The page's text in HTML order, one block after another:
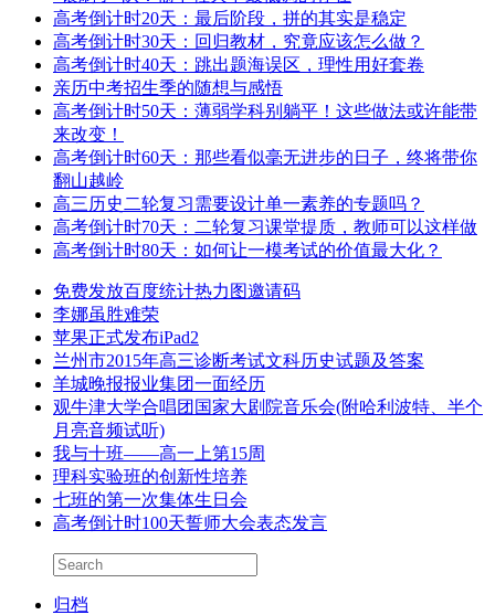
高考倒计时20天：最后阶段，拼的其实是稳定
高考倒计时30天：回归教材，究竟应该怎么做？
高考倒计时40天：跳出题海误区，理性用好套卷
亲历中考招生季的随想与感悟
高考倒计时50天：薄弱学科别躺平！这些做法或许能带
来改变！
高考倒计时60天：那些看似毫无进步的日子，终将带你
翻山越岭
高三历史二轮复习需要设计单一素养的专题吗？
高考倒计时70天：二轮复习课堂提质，教师可以这样做
高考倒计时80天：如何让一模考试的价值最大化？
免费发放百度统计热力图邀请码
李娜虽胜难荣
苹果正式发布iPad2
兰州市2015年高三诊断考试文科历史试题及答案
羊城晚报报业集团一面经历
观牛津大学合唱团国家大剧院音乐会(附哈利波特、半个
月亮音频试听)
我与十班——高一上第15周
理科实验班的创新性培养
七班的第一次集体生日会
高考倒计时100天誓师大会表态发言
归档